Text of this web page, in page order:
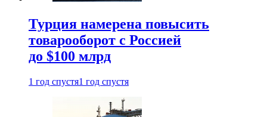
Турция намерена повысить
товарооборот с Россией
до $100 млрд
1 год спустя1 год спустя